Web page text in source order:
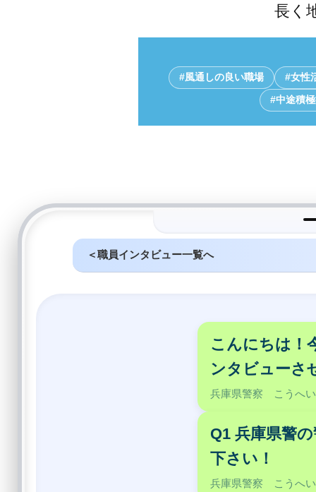
長く
#風通しの良い職場
#女性
#中途積
＜職員インタビュー一覧へ
こんにちは！
ンタビューさ
兵庫県警察 こうへ
Q1 兵庫県警
下さい！
兵庫県警察 こうへ